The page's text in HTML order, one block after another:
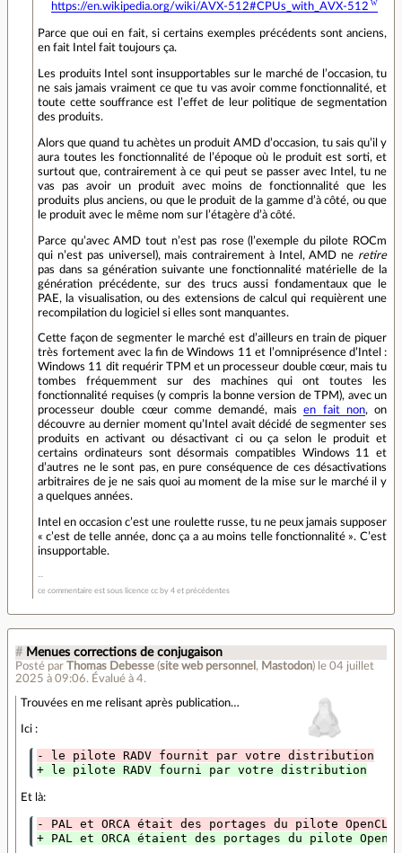
https://en.wikipedia.org/wiki/AVX-512#CPUs_with_AVX-512
Parce que oui en fait, si certains exemples précédents sont anciens,
en fait Intel fait toujours ça.
Les produits Intel sont insupportables sur le marché de l’occasion, tu
ne sais jamais vraiment ce que tu vas avoir comme fonctionnalité, et
toute cette souffrance est l’effet de leur politique de segmentation
des produits.
Alors que quand tu achètes un produit AMD d’occasion, tu sais qu’il y
aura toutes les fonctionnalité de l’époque où le produit est sorti, et
surtout que, contrairement à ce qui peut se passer avec Intel, tu ne
vas pas avoir un produit avec moins de fonctionnalité que les
produits plus anciens, ou que le produit de la gamme d’à côté, ou que
le produit avec le même nom sur l’étagère d’à côté.
Parce qu’avec AMD tout n’est pas rose (l’exemple du pilote ROCm
qui n’est pas universel), mais contrairement à Intel, AMD ne retire
pas dans sa génération suivante une fonctionnalité matérielle de la
génération précédente, sur des trucs aussi fondamentaux que le
PAE, la visualisation, ou des extensions de calcul qui requièrent une
recompilation du logiciel si elles sont manquantes.
Cette façon de segmenter le marché est d’ailleurs en train de piquer
très fortement avec la fin de Windows 11 et l’omniprésence d’Intel :
Windows 11 dit requérir TPM et un processeur double cœur, mais tu
tombes fréquemment sur des machines qui ont toutes les
fonctionnalité requises (y compris la bonne version de TPM), avec un
processeur double cœur comme demandé, maisen fait non, on
découvre au dernier moment qu’Intel avait décidé de segmenter ses
produits en activant ou désactivant ci ou ça selon le produit et
certains ordinateurs sont désormais compatibles Windows 11 et
d’autres ne le sont pas, en pure conséquence de ces désactivations
arbitraires de je ne sais quoi au moment de la mise sur le marché il y
a quelques années.
Intel en occasion c’est une roulette russe, tu ne peux jamais supposer
« c’est de telle année, donc ça a au moins telle fonctionnalité ». C’est
insupportable.
ce commentaire est sous licence cc by 4 et précédentes
# Menues corrections de conjugaison
Posté par Thomas Debesse (site web personnel , Mastodon) le 04 juillet
2025 à 09:06. Évalué à 4.
Trouvées en me relisant après publication…
Ici :
- le pilote RADV fournit par votre distribution
+ le pilote RADV fourni par votre distribution
Et là:
- PAL et ORCA était des portages du pilote OpenCL
+ PAL et ORCA étaient des portages du pilote OpenCL